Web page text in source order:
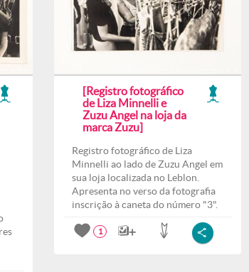
[Registro fotográfico
de Liza Minnelli e
Zuzu Angel na loja da
marca Zuzu]
Registro fotográfico de Liza
Minnelli ao lado de Zuzu Angel em
sua loja localizada no Leblon.
Apresenta no verso da fotografia
inscrição à caneta do número "3".
1